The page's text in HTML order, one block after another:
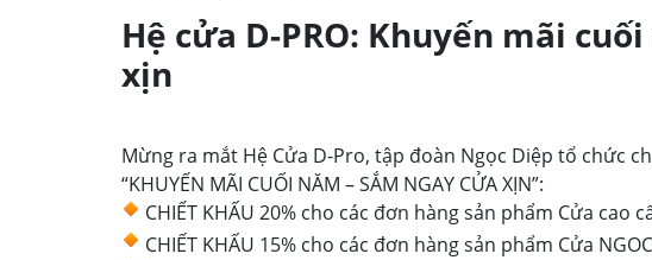
Hệ cửa D-PRO: Khuyến mãi
xịn
Mừng ra mắt Hệ Cửa D-Pro, tập đoàn Ngọc Diệp tổ chức
“KHUYẾN MÃI CUỐI NĂM – SẮM NGAY CỬA XỊN”:
CHIẾT KHẤU 20% cho các đơn hàng sản phẩm Cửa cao
CHIẾT KHẤU 15% cho các đơn hàng sản phẩm Cửa